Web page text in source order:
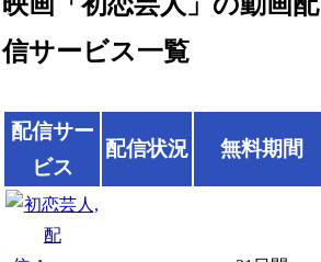
信サービス一覧
配信サー
ビス
配信状況 無料期間